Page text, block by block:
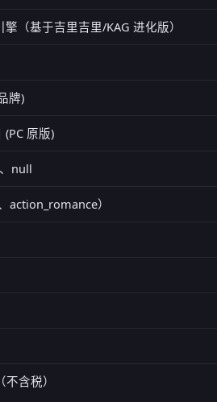
（基于吉里吉里/KAG 进化版）
牌)
(PC 原版)
null
）
含税）